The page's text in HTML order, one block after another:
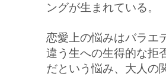
ングが生まれている。
恋愛上の悩みはバラエ
違う生への生得的な拒
だという悩み、大人の